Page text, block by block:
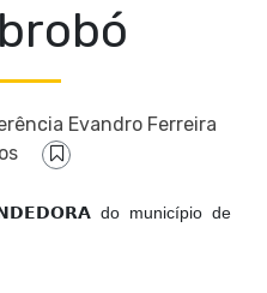
Evandro Ferreira
do município de